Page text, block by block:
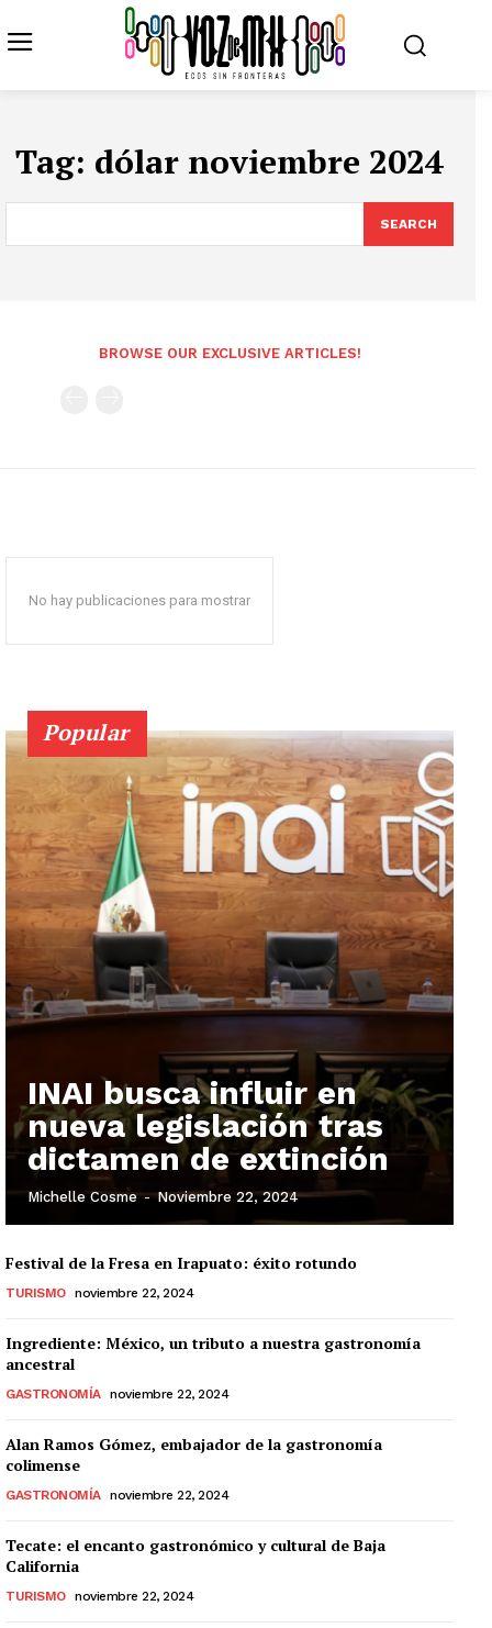
Tag: dólar noviembre 2024
SEARCH
BROWSE OUR EXCLUSIVE ARTICLES!
No hay publicaciones para mostrar
Popular
INAI busca influir en
nueva legislación tras
dictamen de extinción
Michelle Cosme - Noviembre 22, 2024
Festival de la Fresa en Irapuato: éxito rotundo
TURISMO noviembre 22, 2024
Ingrediente: México, un tributo a nuestra gastronomía
ancestral
GASTRONOMÍA noviembre 22, 2024
Alan Ramos Gómez, embajador de la gastronomía
colimense
GASTRONOMÍA noviembre 22, 2024
Tecate: el encanto gastronómico y cultural de Baja
California
TURISMO noviembre 22, 2024